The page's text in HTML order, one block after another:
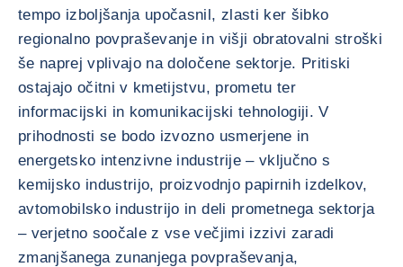
tempo izboljšanja upočasnil, zlasti ker šibko
regionalno povpraševanje in višji obratovalni stroški
še naprej vplivajo na določene sektorje. Pritiski
ostajajo očitni v kmetijstvu, prometu ter
informacijski in komunikacijski tehnologiji. V
prihodnosti se bodo izvozno usmerjene in
energetsko intenzivne industrije – vključno s
kemijsko industrijo, proizvodnjo papirnih izdelkov,
avtomobilsko industrijo in deli prometnega sektorja
– verjetno soočale z vse večjimi izzivi zaradi
zmanjšanega zunanjega povpraševanja,